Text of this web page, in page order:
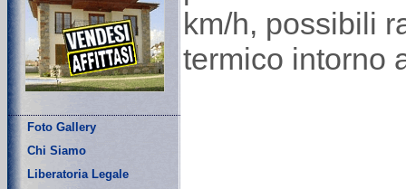
Foto Gallery
Chi Siamo
Liberatoria Legale
km/h, possibili
termico intorno